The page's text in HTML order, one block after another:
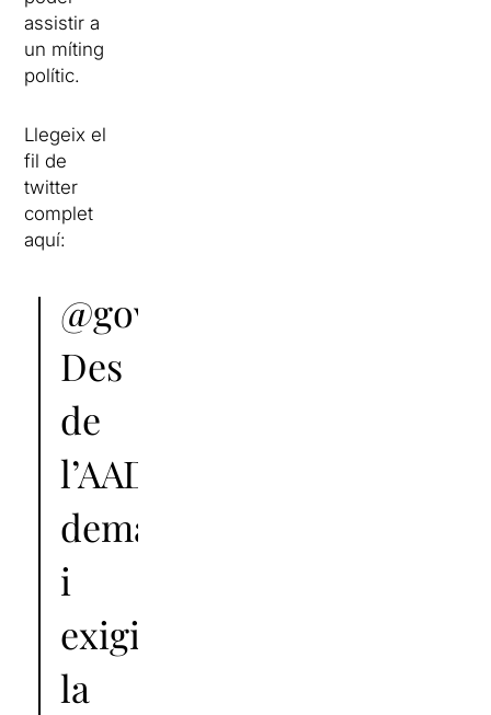
assistir a
un míting
polític.
Llegeix el
fil de
twitter
complet
aquí:
@govern
Des
de
l’AADPC
demanem
i
exigim
la